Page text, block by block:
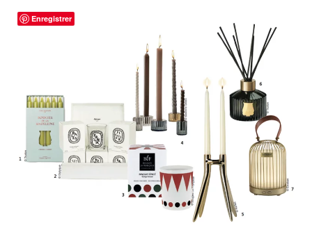
Enregistrer